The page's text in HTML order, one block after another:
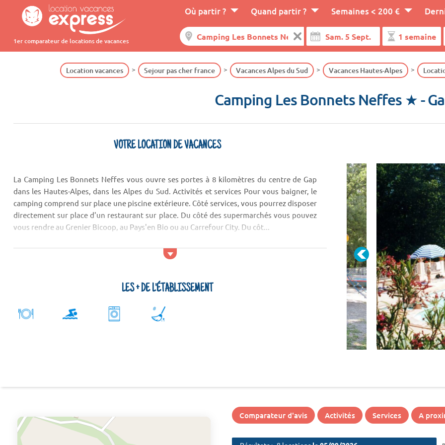
1er comparateur de locations de vacances
Où partir ? Quand partir ? Semaines < 200 €
Location vacances Sejour pas cher france Vacances Alpes du Sud Vacances Hautes-Alpes
Camping Les Bonnets Neffes ★-
VOTRE LOCATION DE VACANCES
La Camping Les Bonnets Neffes vous ouvre ses portes à 8 kilomètres du centre de Gap
dans les Hautes-Alpes, dans les Alpes du Sud. Activités et services Pour vous baigner, le
camping comprend sur place une piscine extérieure. Côté services, vous pourrez disposer
directement sur place d'un restaurant sur place. Du côté des supermarchés vous pouvez
vous rendre au Grenier Bicoop, au Pays'en Bio ou au Carrefour City. Du côt...
LES + DE L'ÉTABLISSEMENT
Comparateur d'avis Activités Services A